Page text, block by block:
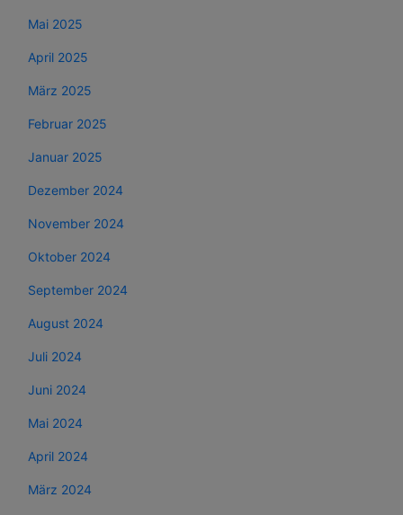
Mai 2025
April 2025
März 2025
Februar 2025
Januar 2025
Dezember 2024
November 2024
Oktober 2024
September 2024
August 2024
Juli 2024
Juni 2024
Mai 2024
April 2024
März 2024